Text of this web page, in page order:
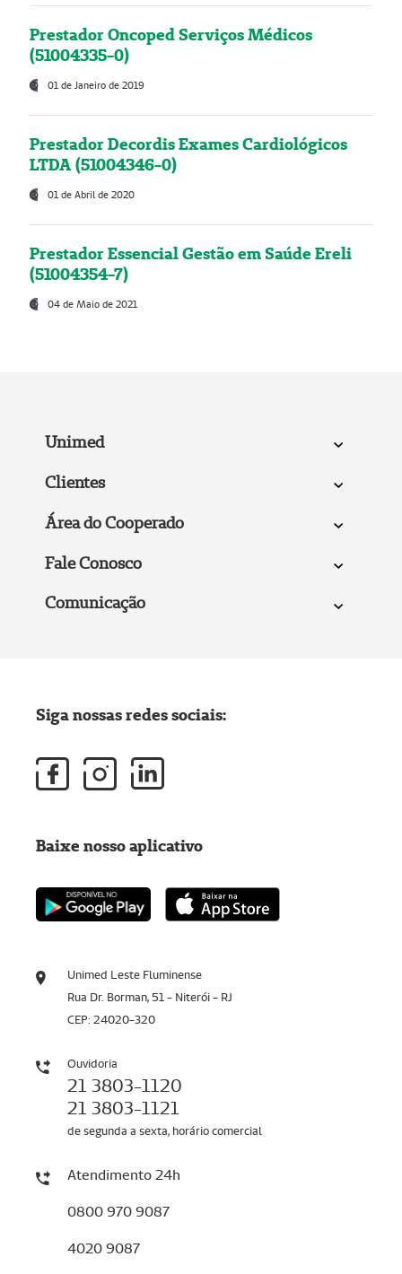
Prestador Oncoped Serviços Médicos
(51004335-0)
01 de Janeiro de 2019
Prestador Decordis Exames Cardiológicos
LTDA (51004346-0)
01 de Abril de 2020
Prestador Essencial Gestão em Saúde Ereli
(51004354-7)
04 de Maio de 2021
Unimed
Clientes
Área do Cooperado
Fale Conosco
Comunicação
Unimed Leste Fluminense
Rua Dr. Borman, 51 - Niterói - RJ
CEP: 24020-320
Ouvidoria
21 3803-1120
21 3803-1121
de segunda a sexta, horário comercial
Atendimento 24h
0800 970 9087
4020 9087
Siga nossas redes sociais:
Baixe nosso aplicativo